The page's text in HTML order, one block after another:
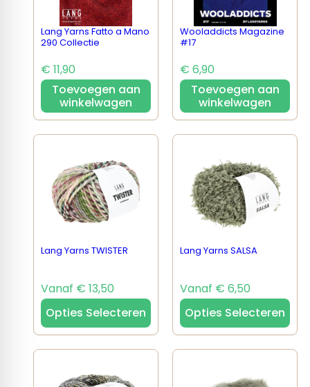
Lang Yarns Fatto a Mano
290 Collectie
€ 11,90
Toevoegen aan
winkelwagen
Wooladdicts Magazine
#17
€ 6,90
Toevoegen aan
winkelwagen
Lang Yarns TWISTER
Vanaf € 13,50
Opties Selecteren
Lang Yarns SALSA
Vanaf € 6,50
Opties Selecteren